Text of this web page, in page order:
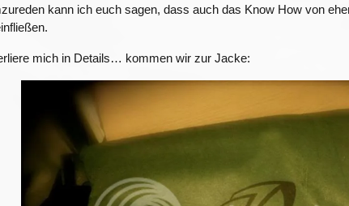
kann ich euch sagen, dass auch das Know How von
mich in Details… kommen wir zur Jacke: